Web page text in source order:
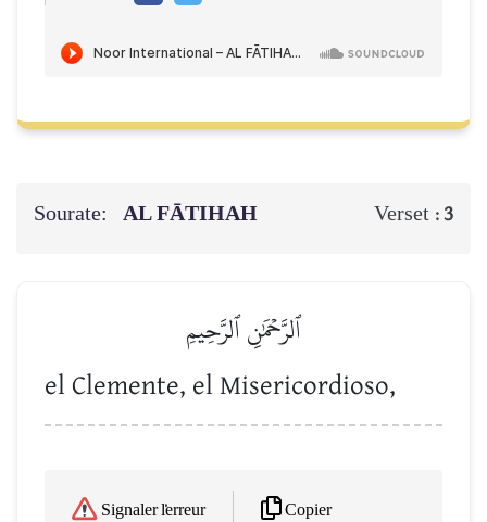
Sourate: AL FĀTIHAH Verset :3
ٱلرَّحۡمَٰنِ ٱلرَّحِيمِ
el Clemente, el Misericordioso,
Signaler l'erreur Copier